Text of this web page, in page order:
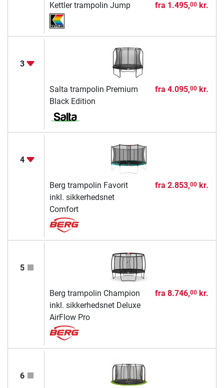
Kettler trampolin Jump fra 1.495,00kr.
3
Salta trampolin Premium
Black Edition
fra 4.095,00kr.
4
Berg trampolin Favorit
inkl. sikkerhedsnet
Comfort
fra 2.853,00kr.
5
Berg trampolin Champion
inkl. sikkerhedsnet Deluxe
AirFlow Pro
fra 8.746,00kr.
6